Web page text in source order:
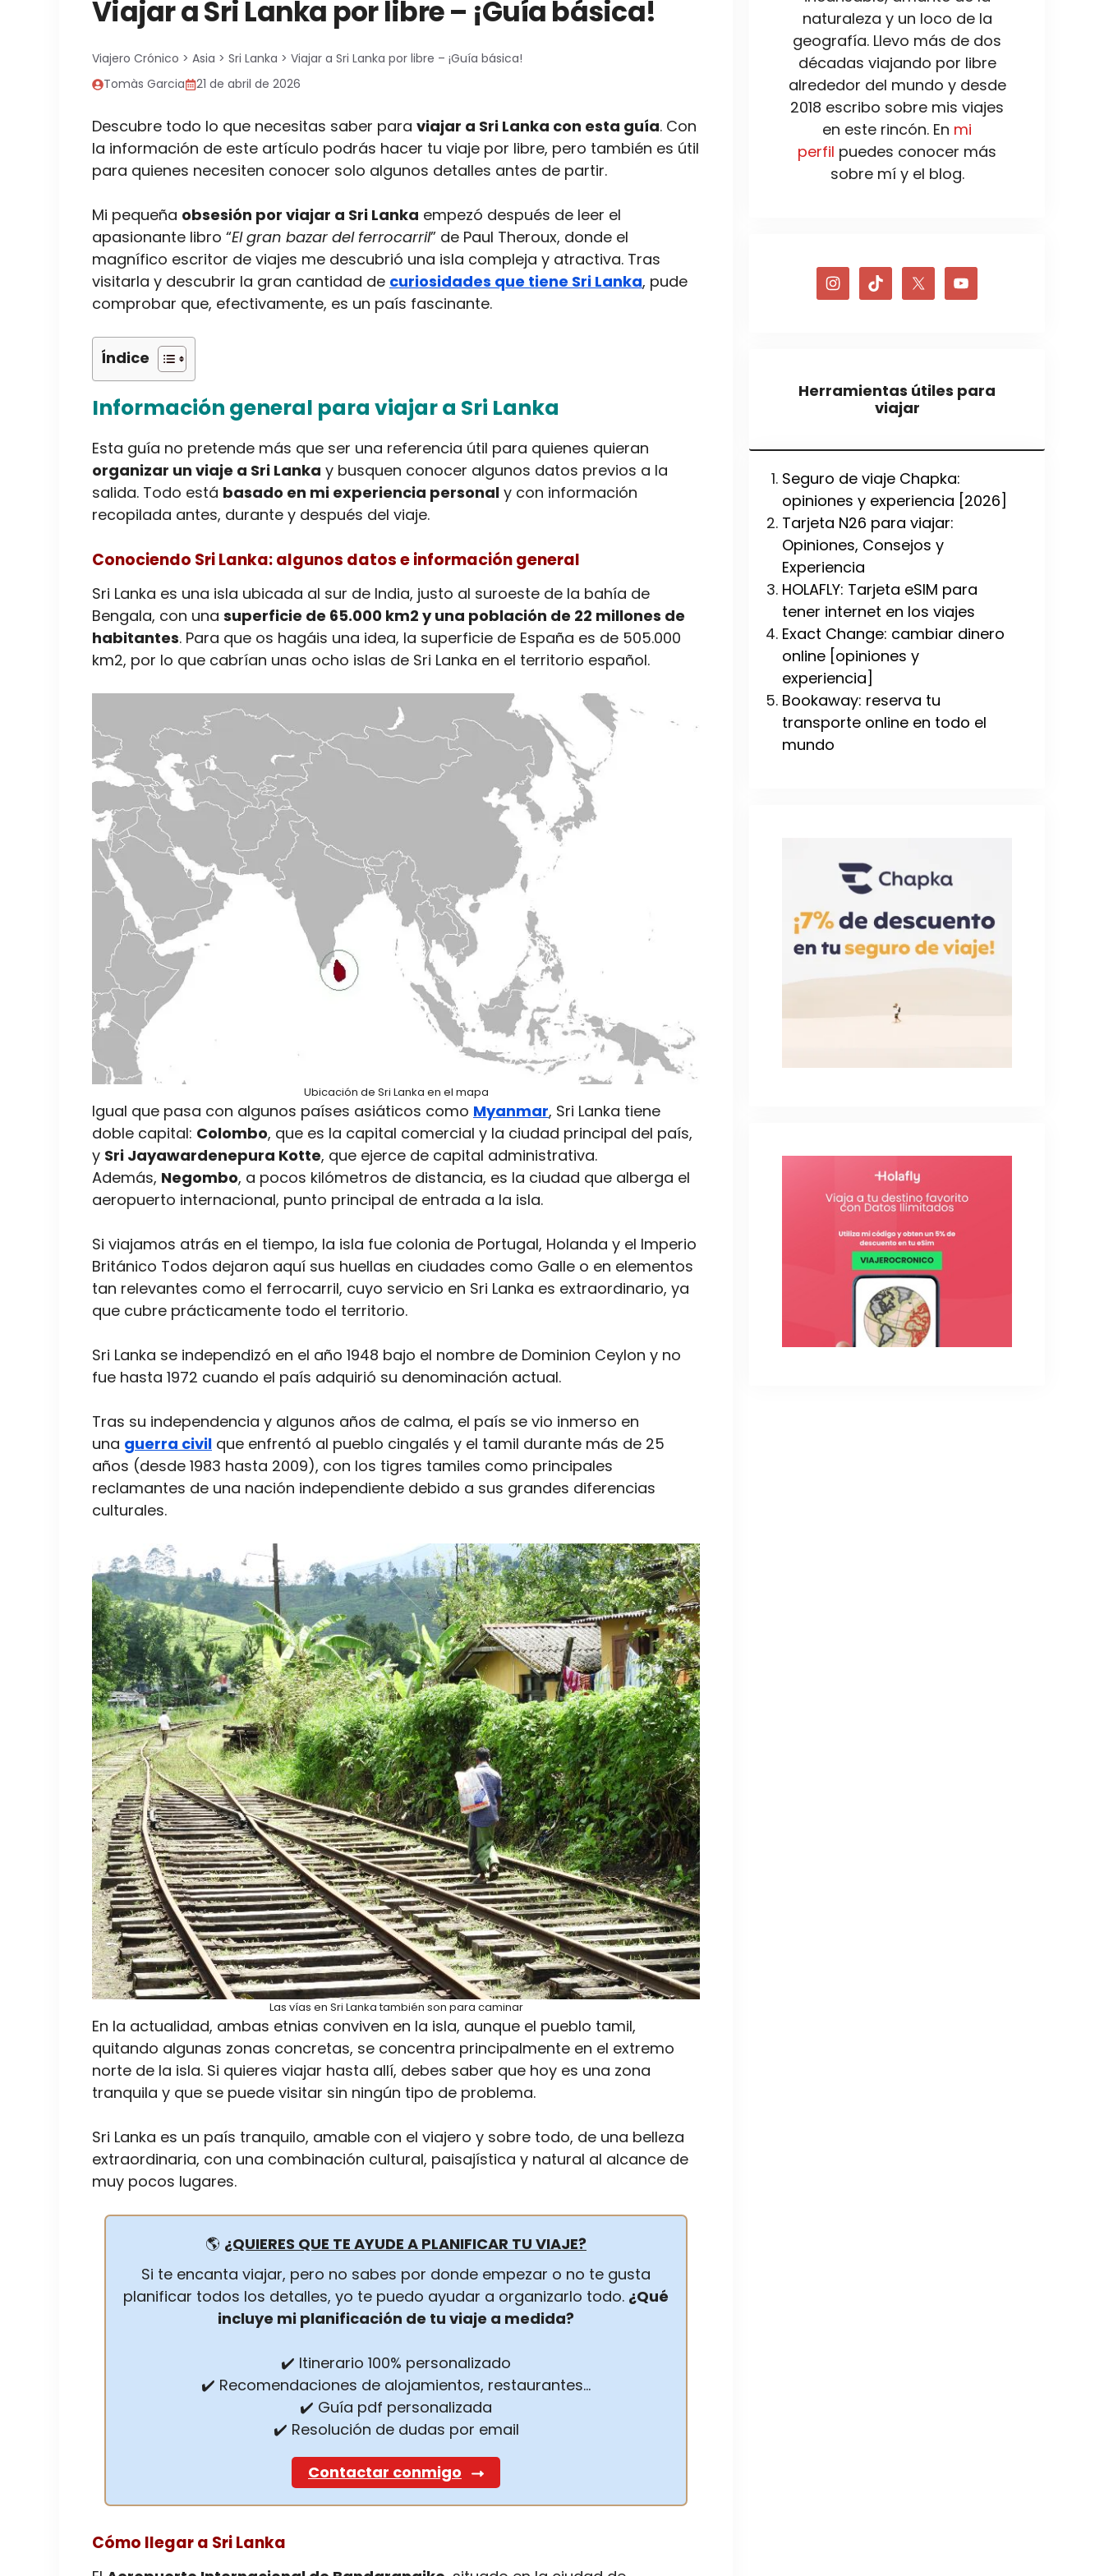
Viajar a Sri Lanka por libre – ¡Guía básica!
Viajero Crónico > Asia > Sri Lanka > Viajar a Sri Lanka por libre – ¡Guía básica!
Tomàs Garcia
21 de abril de 2026
Descubre todo lo que necesitas saber para viajar a Sri Lanka con esta guía. Con
la información de este artículo podrás hacer tu viaje por libre, pero también es útil
para quienes necesiten conocer solo algunos detalles antes de partir.
Mi pequeña obsesión por viajar a Sri Lanka empezó después de leer el
apasionante libro “El gran bazar del ferrocarril” de Paul Theroux, donde el
magnífico escritor de viajes me descubrió una isla compleja y atractiva. Tras
visitarla y descubrir la gran cantidad de curiosidades que tiene Sri Lanka, pude
comprobar que, efectivamente, es un país fascinante.
Índice
Información general para viajar a Sri Lanka
Esta guía no pretende más que ser una referencia útil para quienes quieran
organizar un viaje a Sri Lanka y busquen conocer algunos datos previos a la
salida. Todo está basado en mi experiencia personal y con información
recopilada antes, durante y después del viaje.
Conociendo Sri Lanka: algunos datos e información general
Sri Lanka es una isla ubicada al sur de India, justo al suroeste de la bahía de
Bengala, con una superficie de 65.000 km2 y una población de 22 millones de
habitantes. Para que os hagáis una idea, la superficie de España es de 505.000
km2, por lo que cabrían unas ocho islas de Sri Lanka en el territorio español.
Ubicación de Sri Lanka en el mapa
Igual que pasa con algunos países asiáticos como Myanmar, Sri Lanka tiene
doble capital: Colombo, que es la capital comercial y la ciudad principal del país,
y Sri Jayawardenepura Kotte, que ejerce de capital administrativa.
Además, Negombo, a pocos kilómetros de distancia, es la ciudad que alberga el
aeropuerto internacional, punto principal de entrada a la isla.
Si viajamos atrás en el tiempo, la isla fue colonia de Portugal, Holanda y el Imperio
Británico Todos dejaron aquí sus huellas en ciudades como Galle o en elementos
tan relevantes como el ferrocarril, cuyo servicio en Sri Lanka es extraordinario, ya
que cubre prácticamente todo el territorio.
Sri Lanka se independizó en el año 1948 bajo el nombre de Dominion Ceylon y no
fue hasta 1972 cuando el país adquirió su denominación actual.
Tras su independencia y algunos años de calma, el país se vio inmerso en
una guerra civil que enfrentó al pueblo cingalés y el tamil durante más de 25
años (desde 1983 hasta 2009), con los tigres tamiles como principales
reclamantes de una nación independiente debido a sus grandes diferencias
culturales.
Las vías en Sri Lanka también son para caminar
En la actualidad, ambas etnias conviven en la isla, aunque el pueblo tamil,
quitando algunas zonas concretas, se concentra principalmente en el extremo
norte de la isla. Si quieres viajar hasta allí, debes saber que hoy es una zona
tranquila y que se puede visitar sin ningún tipo de problema.
Sri Lanka es un país tranquilo, amable con el viajero y sobre todo, de una belleza
extraordinaria, con una combinación cultural, paisajística y natural al alcance de
muy pocos lugares.
🌎 ¿QUIERES QUE TE AYUDE A PLANIFICAR TU VIAJE?
Si te encanta viajar, pero no sabes por donde empezar o no te gusta
planificar todos los detalles, yo te puedo ayudar a organizarlo todo. ¿Qué
incluye mi planificación de tu viaje a medida?
✔️ Itinerario 100% personalizado
✔️ Recomendaciones de alojamientos, restaurantes…
✔️ Guía pdf personalizada
✔️ Resolución de dudas por email
Contactar conmigo
Cómo llegar a Sri Lanka
naturaleza y un loco de la
geografía. Llevo más de dos
décadas viajando por libre
alrededor del mundo y desde
2018 escribo sobre mis viajes
en este rincón. En mi
perfil puedes conocer más
sobre mí y el blog.
Herramientas útiles para
viajar
Seguro de viaje Chapka:
opiniones y experiencia [2026]
Tarjeta N26 para viajar:
Opiniones, Consejos y
Experiencia
HOLAFLY: Tarjeta eSIM para
tener internet en los viajes
Exact Change: cambiar dinero
online [opiniones y
experiencia]
Bookaway: reserva tu
transporte online en todo el
mundo